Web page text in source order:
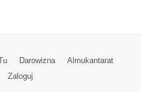
Darowizna
Almukantarat
Zaloguj